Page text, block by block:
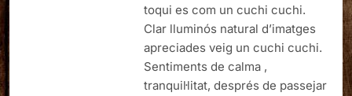
toqui es com un cuchi cuchi.
Clar lluminós natural d’imatges
apreciades veig un cuchi cuchi.
Sentiments de calma ,
tranquil·litat, després de passejar